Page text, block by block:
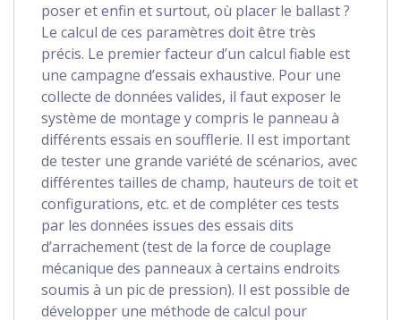
poser et enfin et surtout, où placer le ballast ?
Le calcul de ces paramètres doit être très
précis. Le premier facteur d’un calcul fiable est
une campagne d’essais exhaustive. Pour une
collecte de données valides, il faut exposer le
système de montage y compris le panneau à
différents essais en soufflerie. Il est important
de tester une grande variété de scénarios, avec
différentes tailles de champ, hauteurs de toit et
configurations, etc. et de compléter ces tests
par les données issues des essais dits
d’arrachement (test de la force de couplage
mécanique des panneaux à certains endroits
soumis à un pic de pression). Il est possible de
développer une méthode de calcul pour